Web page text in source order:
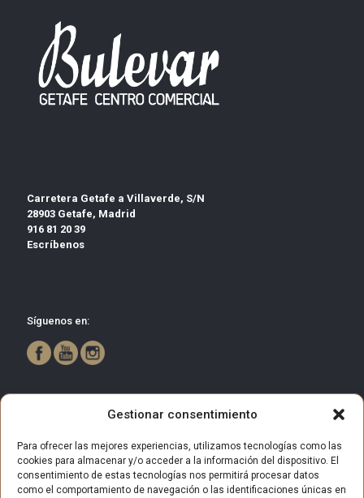
Gestionar consentimiento
Para ofrecer las mejores experiencias, utilizamos tecnologías como las
cookies para almacenar y/o acceder a la información del dispositivo. El
consentimiento de estas tecnologías nos permitirá procesar datos
como el comportamiento de navegación o las identificaciones únicas en
Carretera Getafe a Villaverde, S/N
28903 Getafe, Madrid
916 81 20 39
Escríbenos
Síguenos en: